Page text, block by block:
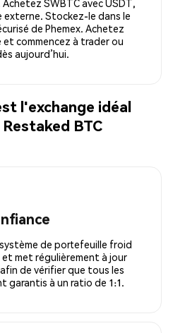
SWBTC avec USDT,
Stockez-le dans le
de Phemex. Achetez
commencez à trader ou
aujourd’hui.
l'exchange idéal
BTC
de portefeuille froid
met régulièrement à jour
afin de vérifier que tous les
garantis à un ratio de 1:1.